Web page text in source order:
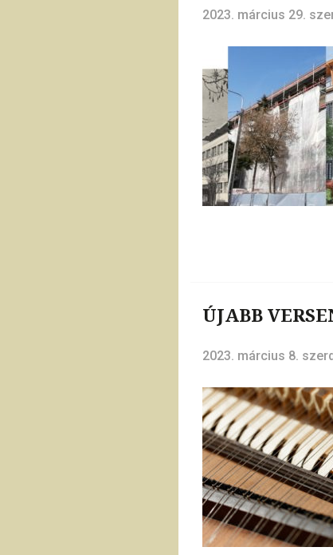
2023. március 29.
ÚJABB
2023. március 8.